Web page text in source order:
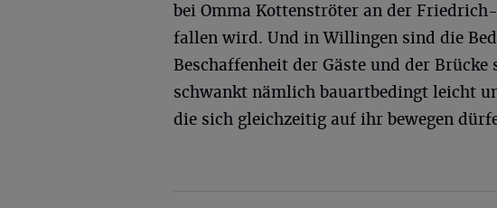
bei Omma Kottenströter an der
fallen wird. Und in Willingen sind die
Beschaffenheit der Gäste und der
schwankt nämlich bauartbedingt leicht
die sich gleichzeitig auf ihr bewegen